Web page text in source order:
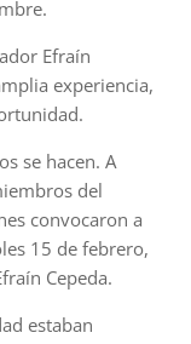
Efraín
experiencia,
se hacen. A
del
convocaron a
15 de febrero,
Cepeda.
estaban